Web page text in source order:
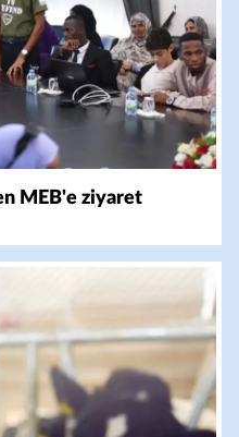
MEB'e ziyaret